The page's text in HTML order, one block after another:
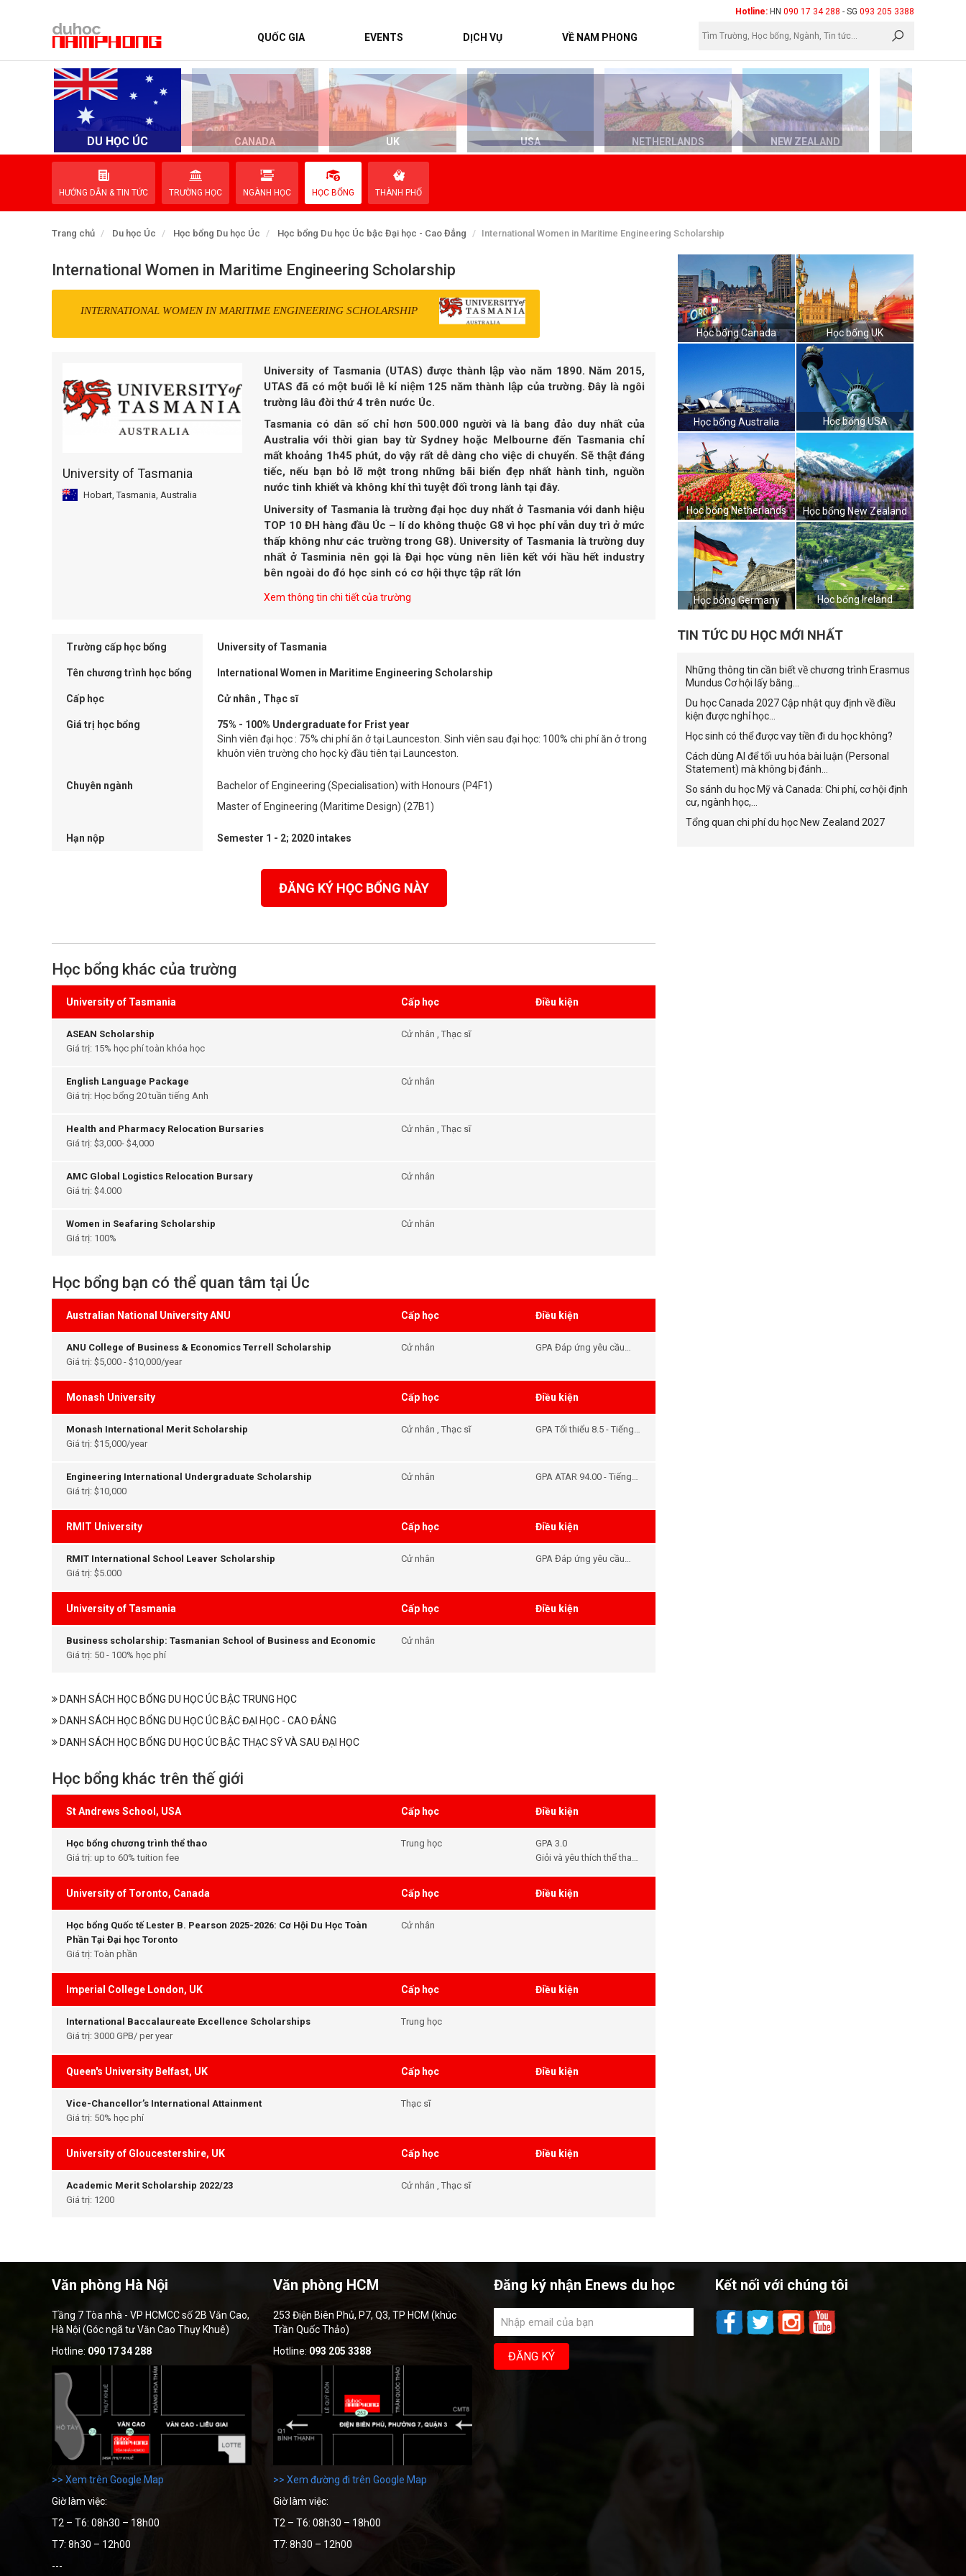
Hotline: HN 090 17 34 288 - SG 093 205 3388
QUỐC GIA EVENTS DỊCH VỤ VỀ NAM PHONG
DU HỌC ÚC CANADA UK USA NETHERLANDS NEW ZEALAND
HƯỚNG DẪN & TIN TỨC TRƯỜNG HỌC NGÀNH HỌC HỌC BỔNG THÀNH PHỐ
Trang chủ Du học Úc Học bổng Du học Úc Học bổng Du học Úc bậc Đại học - Cao Đẳng International Women in Maritime Engineering Scholarship
International Women in Maritime Engineering Scholarship
INTERNATIONAL WOMEN IN MARITIME ENGINEERING SCHOLARSHIP
University of Tasmania
Hobart, Tasmania, Australia
University of Tasmania (UTAS) được thành lập vào năm 1890. Năm 2015,
UTAS đã có một buổi lễ kỉ niệm 125 năm thành lập của trường. Đây là ngôi
trường lâu đời thứ 4 trên nước Úc.
Tasmania có dân số chỉ hơn 500.000 người và là bang đảo duy nhất của
Australia với thời gian bay từ Sydney hoặc Melbourne đến Tasmania chỉ
mất khoảng 1h45 phút, do vậy rất dễ dàng cho việc di chuyển. Sẽ thật đáng
tiếc, nếu bạn bỏ lỡ một trong những bãi biển đẹp nhất hành tinh, nguồn
nước tinh khiết và không khí thì tuyệt đối trong lành tại đây.
University of Tasmania là trường đại học duy nhất ở Tasmania với danh hiệu
TOP 10 ĐH hàng đầu Úc – lí do không thuộc G8 vì học phí vẫn duy trì ở mức
thấp không như các trường trong G8). University of Tasmania là trường duy
nhất ở Tasminia nên gọi là Đại học vùng nên liên kết với hầu hết industry
bên ngoài do đó học sinh có cơ hội thực tập rất lớn
Xem thông tin chi tiết của trường
Trường cấp học bổng University of Tasmania
Tên chương trình học bổng International Women in Maritime Engineering Scholarship
Cấp học Cử nhân , Thạc sĩ
Giá trị học bổng
75% - 100% Undergraduate for Frist year
Sinh viên đại học : 75% chi phí ăn ở tại Launceston. Sinh viên sau đại học: 100% chi phí ăn ở trong
khuôn viên trường cho học kỳ đầu tiên tại Launceston.
Chuyên ngành
Bachelor of Engineering (Specialisation) with Honours (P4F1)
Master of Engineering (Maritime Design) (27B1)
Hạn nộp Semester 1 - 2; 2020 intakes
ĐĂNG KÝ HỌC BỔNG NÀY
Học bổng khác của trường
University of Tasmania Cấp học Điều kiện
ASEAN Scholarship
Giá trị: 15% học phí toàn khóa học
Cử nhân , Thạc sĩ
English Language Package
Giá trị: Học bổng 20 tuần tiếng Anh
Cử nhân
Health and Pharmacy Relocation Bursaries
Giá trị: $3,000- $4,000
Cử nhân , Thạc sĩ
AMC Global Logistics Relocation Bursary
Giá trị: $4.000
Cử nhân
Women in Seafaring Scholarship
Giá trị: 100%
Cử nhân
Học bổng bạn có thể quan tâm tại Úc
Australian National University ANU Cấp học Điều kiện
ANU College of Business & Economics Terrell Scholarship
Giá trị: $5,000 - $10,000/year
Cử nhân
GPA Đáp ứng yêu cầu
cầu đầu vào của khóa
Monash University Cấp học Điều kiện
Monash International Merit Scholarship
Giá trị: $15,000/year
Cử nhân , Thạc sĩ
GPA Tối thiểu 8.5 - Tiếng
Engineering International Undergraduate Scholarship
Giá trị: $10,000
Cử nhân
GPA ATAR 94.00 - Tiếng
RMIT University Cấp học Điều kiện
RMIT International School Leaver Scholarship
Giá trị: $5.000
Cử nhân
GPA Đáp ứng yêu cầu
cầu đầu vào của khóa
University of Tasmania Cấp học Điều kiện
Business scholarship: Tasmanian School of Business and Economic
Giá trị: 50 - 100% học phí
Cử nhân
DANH SÁCH HỌC BỔNG DU HỌC ÚC BẬC TRUNG HỌC
DANH SÁCH HỌC BỔNG DU HỌC ÚC BẬC ĐẠI HỌC - CAO ĐẲNG
DANH SÁCH HỌC BỔNG DU HỌC ÚC BẬC THẠC SỸ VÀ SAU ĐẠI HỌC
Học bổng khác trên thế giới
St Andrews School, USA Cấp học Điều kiện
Học bổng chương trình thể thao
Giá trị: up to 60% tuition fee
Trung học
GPA 3.0
Giỏi và yêu thích thể thao
Ielts + Bảng điểm + Clip
thể hiện việc tham gia,
University of Toronto, Canada Cấp học Điều kiện
Học bổng Quốc tế Lester B. Pearson 2025-2026: Cơ Hội Du Học Toàn
Phần Tại Đại học Toronto
Giá trị: Toàn phần
Cử nhân
Imperial College London, UK Cấp học Điều kiện
International Baccalaureate Excellence Scholarships
Giá trị: 3000 GPB/ per year
Trung học
Queen's University Belfast, UK Cấp học Điều kiện
Vice-Chancellor’s International Attainment
Giá trị: 50% học phí
Thạc sĩ
University of Gloucestershire, UK Cấp học Điều kiện
Academic Merit Scholarship 2022/23
Giá trị: 1200
Cử nhân , Thạc sĩ
Học bổng Canada Học bổng UK
Học bổng Australia Học bổng USA
Học bổng Netherlands Học bổng New Zealand
Học bổng Germany Học bổng Ireland
TIN TỨC DU HỌC MỚI NHẤT
Những thông tin cần biết về chương trình Erasmus
Mundus Cơ hội lấy bằng...
Du học Canada 2027 Cập nhật quy định về điều
kiện được nghỉ học...
Học sinh có thể được vay tiền đi du học không?
Cách dùng AI để tối ưu hóa bài luận (Personal
Statement) mà không bị đánh...
So sánh du học Mỹ và Canada: Chi phí, cơ hội định
cư, ngành học,...
Tổng quan chi phí du học New Zealand 2027
Văn phòng Hà Nội
Tầng 7 Tòa nhà - VP HCMCC số 2B Văn Cao,
Hà Nội (Góc ngã tư Văn Cao Thụy Khuê)
Hotline: 090 17 34 288
>> Xem trên Google Map
Giờ làm việc:
T2 – T6: 08h30 – 18h00
T7: 8h30 – 12h00
---
Văn phòng HCM
253 Điện Biên Phủ, P7, Q3, TP HCM (khúc
Trần Quốc Thảo)
Hotline: 093 205 3388
>> Xem đường đi trên Google Map
Giờ làm việc:
T2 – T6: 08h30 – 18h00
T7: 8h30 – 12h00
Đăng ký nhận Enews du học Kết nối với chúng tôi
TRANG CHỦ
QUỐC GIA
EVENTS
LIÊN HỆ